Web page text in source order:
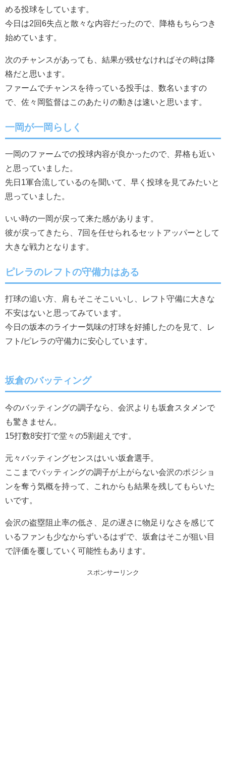
める投球をしています。
今日は2回6失点と散々な内容だったので、降格もちらつき
始めています。
次のチャンスがあっても、結果が残せなければその時は降
格だと思います。
ファームでチャンスを待っている投手は、数名いますの
で、佐々岡監督はこのあたりの動きは速いと思います。
一岡が一岡らしく
一岡のファームでの投球内容が良かったので、昇格も近い
と思っていました。
先日1軍合流しているのを聞いて、早く投球を見てみたいと
思っていました。
いい時の一岡が戻って来た感があります。
彼が戻ってきたら、7回を任せられるセットアッパーとして
大きな戦力となります。
ピレラのレフトの守備力はある
打球の追い方、肩もそこそこいいし、レフト守備に大きな
不安はないと思ってみています。
今日の坂本のライナー気味の打球を好捕したのを見て、レ
フト/ピレラの守備力に安心しています。
坂倉のバッティング
今のバッティングの調子なら、会沢よりも坂倉スタメンで
も驚きません。
15打数8安打で堂々の5割超えです。
元々バッティングセンスはいい坂倉選手。
ここまでバッティングの調子が上がらない会沢のポジショ
ンを奪う気概を持って、これからも結果を残してもらいた
いです。
会沢の盗塁阻止率の低さ、足の遅さに物足りなさを感じて
いるファンも少なからずいるはずで、坂倉はそこが狙い目
で評価を覆していく可能性もあります。
スポンサーリンク